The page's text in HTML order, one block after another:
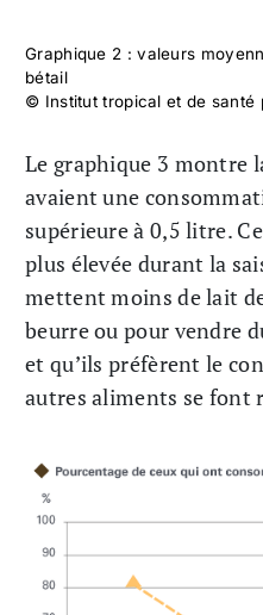
Graphique 2 : valeurs
bétail
© Institut tropical et de santé
Le graphique 3 montre
avaient une
supérieure à 0,5 litre.
plus élevée durant la
mettent moins de lait
beurre ou pour vendre
et qu’ils préfèrent le
autres aliments se font